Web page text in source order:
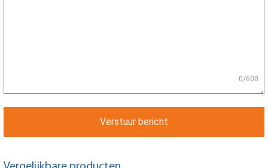
0/600
Verstuur bericht